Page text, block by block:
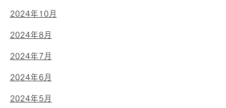
2024年10月
2024年8月
2024年7月
2024年6月
2024年5月